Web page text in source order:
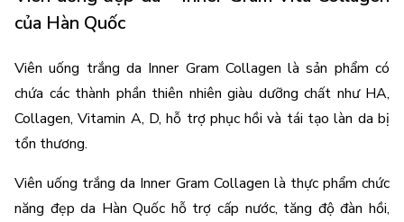
của Hàn Quốc
Viên uống trắng da Inner Gram Collagen là sản phẩm có
chứa các thành phần thiên nhiên giàu dưỡng chất như HA,
Collagen, Vitamin A, D, hỗ trợ phục hồi và tái tạo làn da bị
tổn thương.
Viên uống trắng da Inner Gram Collagen là thực phẩm chức
năng đẹp da Hàn Quốc hỗ trợ cấp nước, tăng độ đàn hồi,